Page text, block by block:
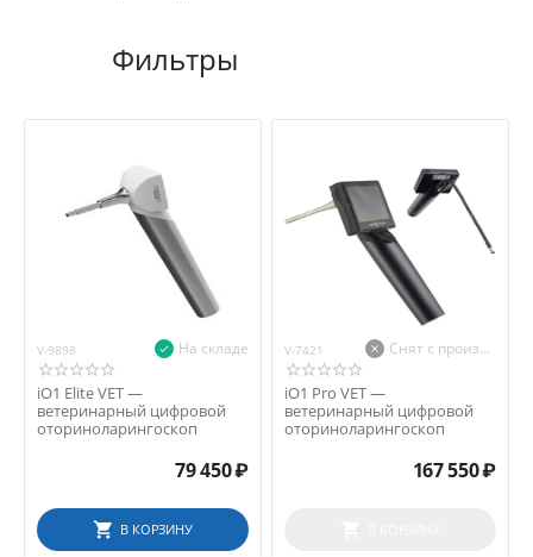
V-9898 На складе
iO1 Elite VET —
ветеринарный цифровой
оториноларингоскоп
79 450₽
В КОРЗИНУ
V-7421 Снят с производства
iO1 Pro VET —
ветеринарный цифровой
оториноларингоскоп
167 550₽